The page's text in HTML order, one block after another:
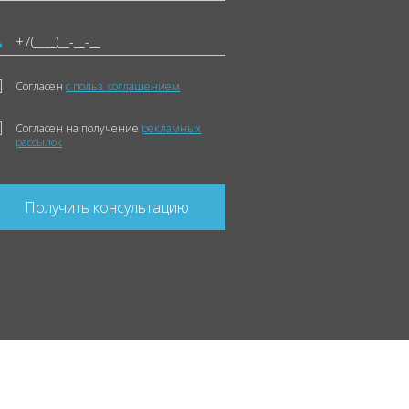
Согласенс польз. соглашением
Согласен на получение рекламных
рассылок
Получить консультацию